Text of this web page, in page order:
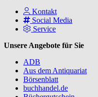
Kontakt
Social Media
Service
Unsere Angebote für Sie
ADB
Aus dem Antiquariat
Börsenblatt
buchhandel.de